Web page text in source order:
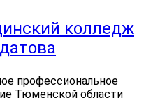
колледж
профессиональное
Тюменской области